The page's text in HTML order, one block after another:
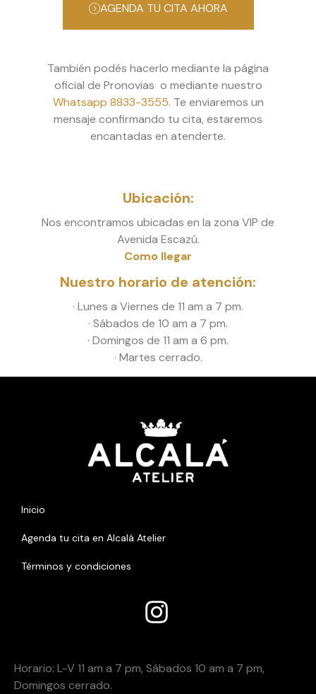
AGENDA TU CITA AHORA
También podés hacerlo mediante la página
oficial de Pronovias o mediante nuestro
Whatsapp 8833-3555. Te enviaremos un
mensaje confirmando tu cita, estaremos
encantadas en atenderte.
Ubicación:
Nos encontramos ubicadas en la zona VIP de
Avenida Escazú.
Como llegar
Nuestro horario de atención:
· Lunes a Viernes de 11 am a 7 pm.
· Sábados de 10 am a 7 pm.
· Domingos de 11 am a 6 pm.
· Martes cerrado.
Inicio
Agenda tu cita en Alcalá Atelier
Términos y condiciones
Horario: L-V 11 am a 7 pm, Sábados 10 am a 7 pm,
Domingos cerrado.